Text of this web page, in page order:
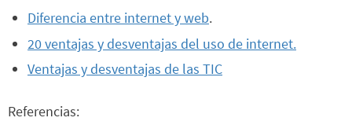
Diferencia entre internet y web.
20 ventajas y desventajas del uso de internet.
Ventajas y desventajas de las TIC
Referencias: